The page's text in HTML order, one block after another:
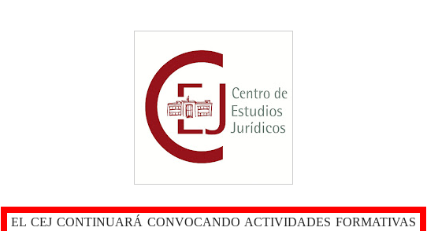
EL CEJ CONTINUARÁ CONVOCANDO ACTIVIDADES FORMATIVAS